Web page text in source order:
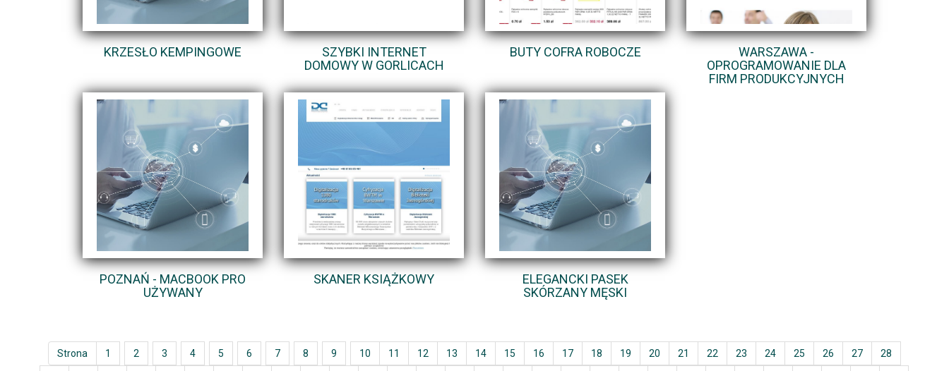
KRZESŁO KEMPINGOWE
SZYBKI INTERNET
DOMOWY W GORLICACH
BUTY COFRA ROBOCZE
WARSZAWA -
OPROGRAMOWANIE DLA
FIRM PRODUKCYJNYCH
POZNAŃ - MACBOOK PRO
UŻYWANY
SKANER KSIĄŻKOWY
ELEGANCKI PASEK
SKÓRZANY MĘSKI
Strona 1 2 3 4 5 6 7 8 9 10 11 12 13 14 15 16 17 18 19 20 21 22 23 24 25 26 27 28